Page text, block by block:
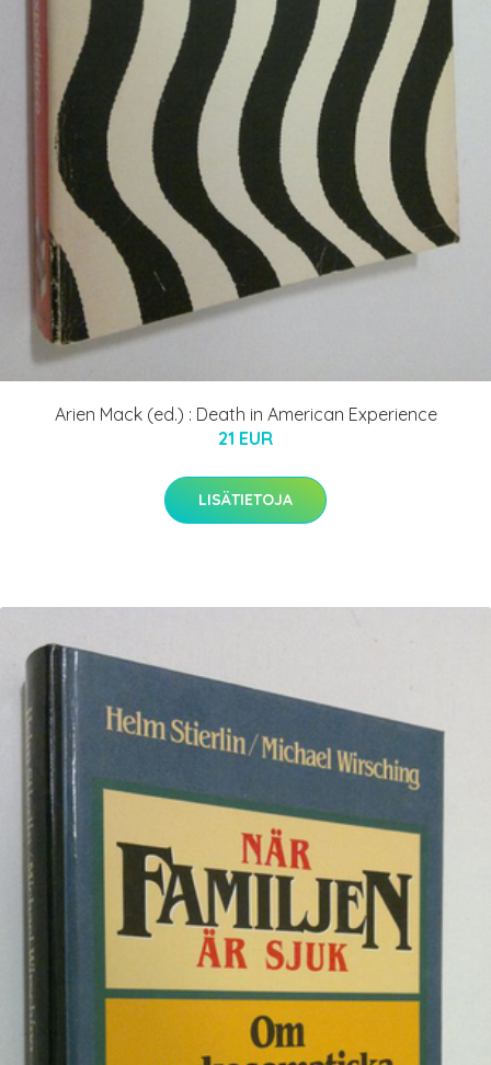
Arien Mack (ed.) : Death in American Experience
21 EUR
LISÄTIETOJA